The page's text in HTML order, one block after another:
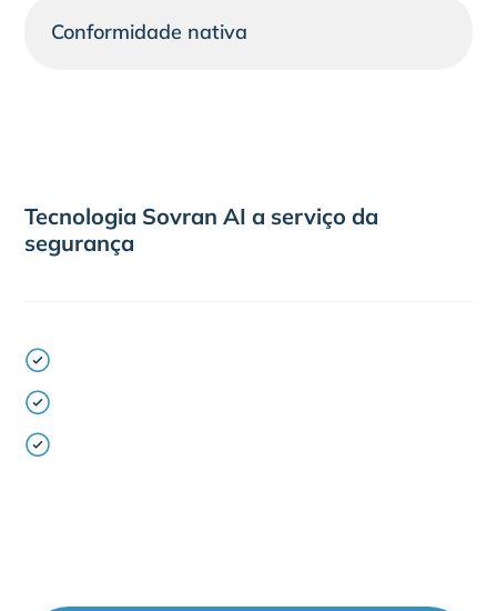
Conformidade nativa
Tecnologia Sovran AI a serviço da
segurança